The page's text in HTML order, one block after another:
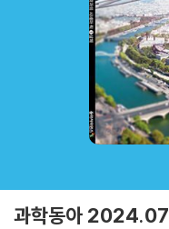
과학동아 2024.07